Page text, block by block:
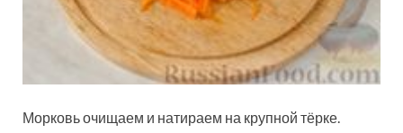
Морковь очищаем и натираем на крупной тёрке.